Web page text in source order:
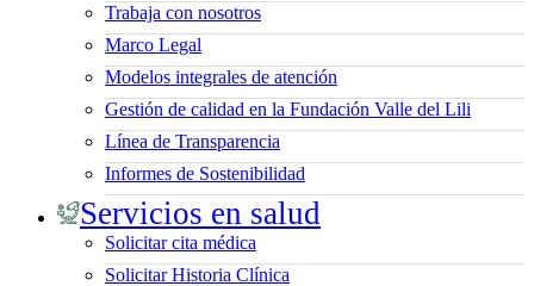
Trabaja con nosotros
Marco Legal
Modelos integrales de atención
Gestión de calidad en la Fundación Valle del Lili
Línea de Transparencia
Informes de Sostenibilidad
Servicios en salud
Solicitar cita médica
Solicitar Historia Clínica